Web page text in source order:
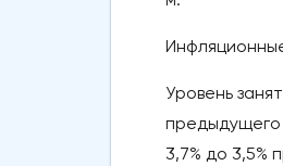
Уровень
предыдущего
3,7% до 3,5%